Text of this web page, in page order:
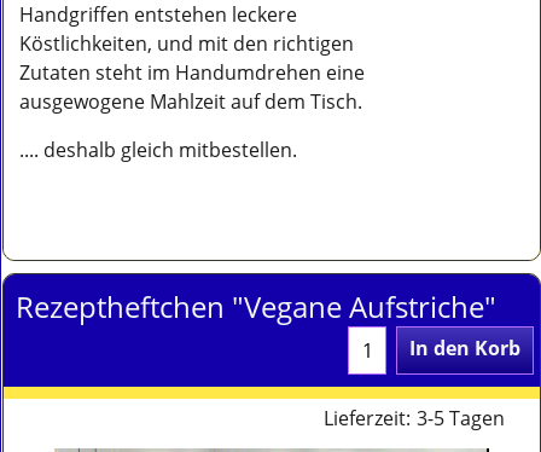
Handgriffen entstehen leckere
Köstlichkeiten, und mit den richtigen
Zutaten steht im Handumdrehen eine
ausgewogene Mahlzeit auf dem Tisch.
.... deshalb gleich mitbestellen.
Rezeptheftchen "Vegane Aufstriche"
In den Korb
Lieferzeit: 3-5 Tagen